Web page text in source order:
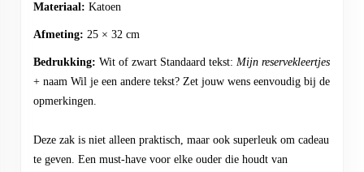
Materiaal: Katoen
Afmeting: 25 × 32 cm
Bedrukking: Wit of zwart Standaard tekst: Mijn reservekleertjes
+ naam Wil je een andere tekst? Zet jouw wens eenvoudig bij de
opmerkingen.
Deze zak is niet alleen praktisch, maar ook superleuk om cadeau
te geven. Een must‑have voor elke ouder die houdt van